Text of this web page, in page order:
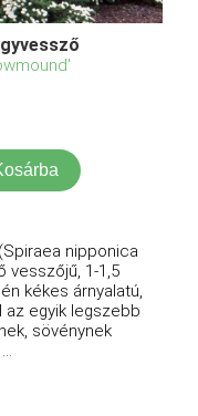
nipponica
vesszőjű, 1-1,5
kékes árnyalatú,
az egyik legszebb
sövénynek